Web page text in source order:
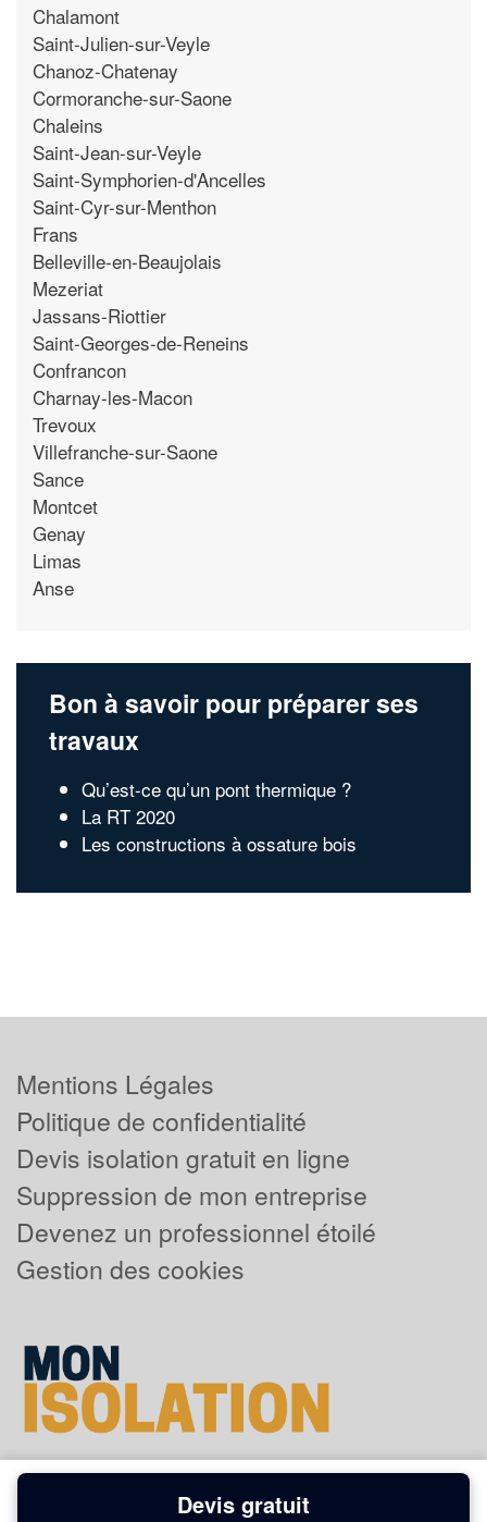
Chalamont
Saint-Julien-sur-Veyle
Chanoz-Chatenay
Cormoranche-sur-Saone
Chaleins
Saint-Jean-sur-Veyle
Saint-Symphorien-d'Ancelles
Saint-Cyr-sur-Menthon
Frans
Belleville-en-Beaujolais
Mezeriat
Jassans-Riottier
Saint-Georges-de-Reneins
Confrancon
Charnay-les-Macon
Trevoux
Villefranche-sur-Saone
Sance
Montcet
Genay
Limas
Anse
Bon à savoir pour préparer ses
travaux
Qu’est-ce qu’un pont thermique ?
La RT 2020
Les constructions à ossature bois
Mentions Légales
Politique de confidentialité
Devis isolation gratuit en ligne
Suppression de mon entreprise
Devenez un professionnel étoilé
Gestion des cookies
Devis gratuit